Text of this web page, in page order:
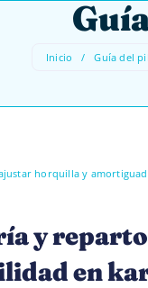
Inicio / Guía del
y
en